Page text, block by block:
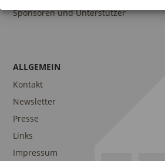
Sponsoren und Unterstützer
ALLGEMEIN
Kontakt
Newsletter
Presse
Links
Impressum